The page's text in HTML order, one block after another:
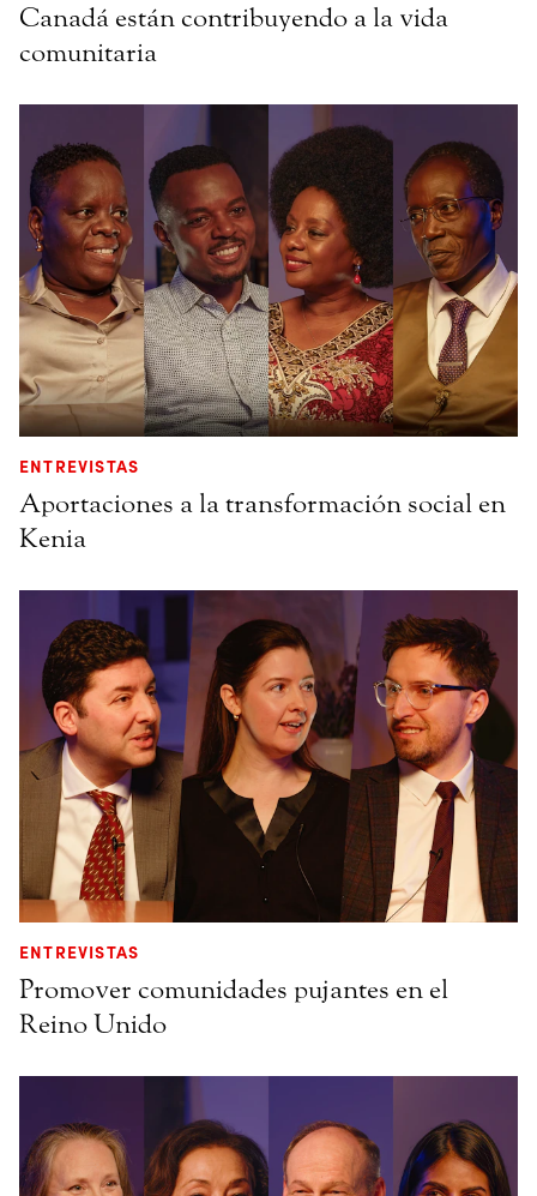
Canadá están contribuyendo a la vida
comunitaria
ENTREVISTAS
Aportaciones a la transformación social en
Kenia
ENTREVISTAS
Promover comunidades pujantes en el
Reino Unido